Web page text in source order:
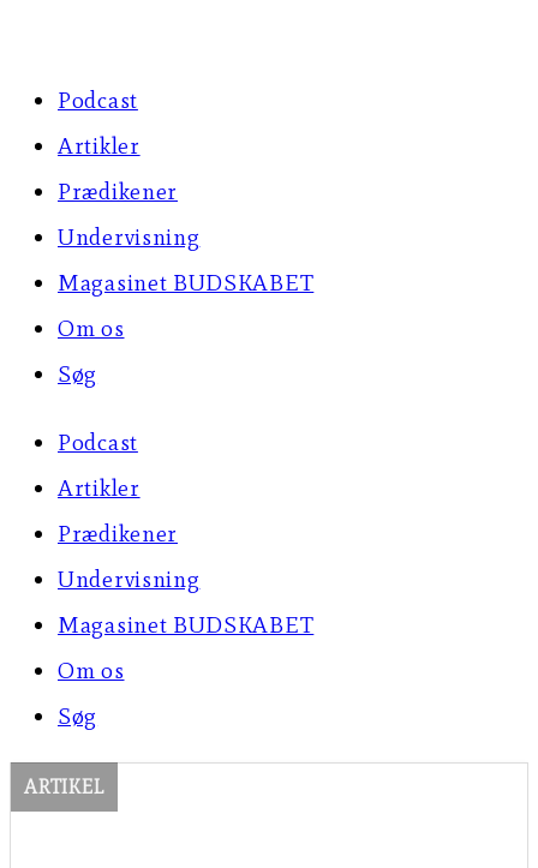
Podcast
Artikler
Prædikener
Undervisning
Magasinet BUDSKABET
Om os
Søg
Podcast
Artikler
Prædikener
Undervisning
Magasinet BUDSKABET
Om os
Søg
ARTIKEL